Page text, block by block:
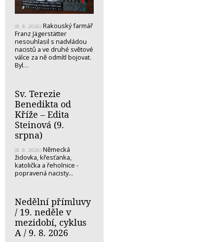
(8. 8. 2026) Rakouský farmář
Franz Jägerstätter
nesouhlasil s nadvládou
nacistů a ve druhé světové
válce za ně odmítl bojovat.
Byl…
Sv. Terezie
Benedikta od
Kříže – Edita
Steinová (9.
srpna)
(8. 8. 2026) Německá
židovka, křesťanka,
katolička a řeholnice -
popravená nacisty...
Nedělní přímluvy
/ 19. neděle v
mezidobí, cyklus
A / 9. 8. 2026